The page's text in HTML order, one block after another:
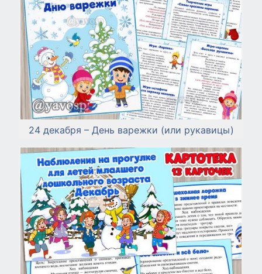
24 декабря – День варежки (или рукавицы)